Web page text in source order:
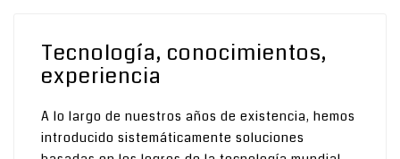
Tecnología, conocimientos,
experiencia
A lo largo de nuestros años de existencia, hemos
introducido sistemáticamente soluciones